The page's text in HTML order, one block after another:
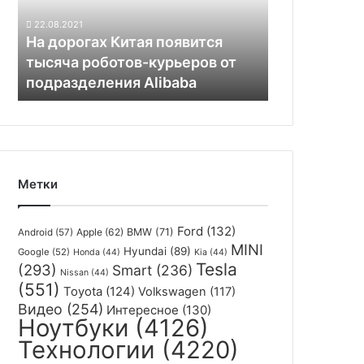
курьеров
от
подразделения
Alibaba
22.08.2021
На дорогах Китая появится
тысяча роботов-курьеров от
подразделения Alibaba
Метки
Android (57) Apple (62) BMW (71) Ford (132)
Google (52) Honda (44) Hyundai (89) Kia (44) MINI
(293) Nissan (44) Smart (236) Tesla
(551) Toyota (124) Volkswagen (117)
Видео (254) Интересное (130)
Ноутбуки (4126)
Технологии (4220)